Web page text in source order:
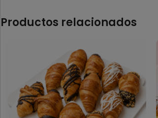
Productos relacionados